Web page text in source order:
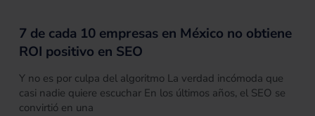
7 de cada 10 empresas en México no obtiene
ROI positivo en SEO
Y no es por culpa del algoritmo La verdad incómoda que
casi nadie quiere escuchar En los últimos años, el SEO se
convirtió en una